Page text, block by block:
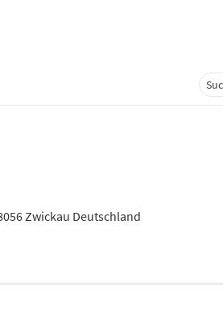
Zwickau Deutschland